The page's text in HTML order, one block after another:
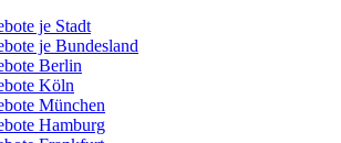
je Stadt
je Bundesland
Berlin
Köln
München
Hamburg